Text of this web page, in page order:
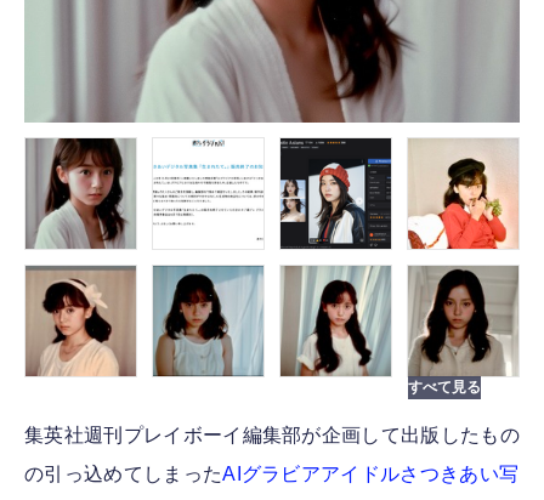
集英社週刊プレイボーイ編集部が企画して出版したもの
の引っ込めてしまったAIグラビアアイドルさつきあい写